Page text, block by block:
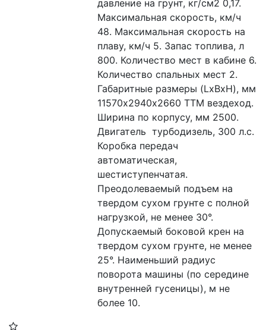
давление на грунт, кг/см2 0,17.
Максимальная скорость, км/ч
48. Максимальная скорость на
плаву, км/ч 5. Запас топлива, л
800. Количество мест в кабине 6.
Количество спальных мест 2.
Габаритные размеры (LxBxH), мм
11570х2940х2660 ТТМ вездеход.
Ширина по корпусу, мм 2500.
Двигатель  турбодизель, 300 л.с.
Коробка передач
автоматическая,
шестиступенчатая.
Преодолеваемый подъем на
твердом сухом грунте с полной
нагрузкой, не менее 30°.
Допускаемый боковой крен на
твердом сухом грунте, не менее
25°. Наименьший радиус
поворота машины (по середине
внутренней гусеницы), м не
более 10.